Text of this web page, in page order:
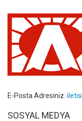
E-Posta Adresiniz:
SOSYAL MEDYA